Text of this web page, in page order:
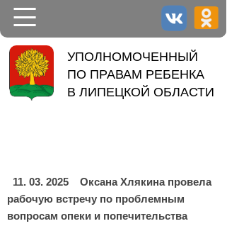
11. 03. 2025
Оксана Хлякина провела
рабочую встречу по проблемным
вопросам опеки и попечительства
УПОЛНОМОЧЕННЫЙ
ПО ПРАВАМ РЕБЕНКА
В ЛИПЕЦКОЙ ОБЛАСТИ
НОВОСТИ
УПОЛНОМОЧЕННЫЙ